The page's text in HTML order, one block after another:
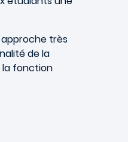
très
de la
la fonction